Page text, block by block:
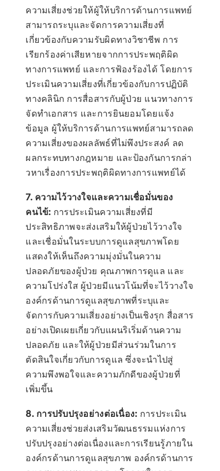
ความเสี่ยงช่วยให้ผู้ให้บริการด้านการแพทย์
สามารถระบุและจัดการความเสี่ยงที่
เกี่ยวข้องกับความรับผิดทางวิชาชีพ การ
เรียกร้องค่าเสียหายจากการประพฤติผิด
ทางการแพทย์ และการฟ้องร้องได้ โดยการ
ประเมินความเสี่ยงที่เกี่ยวข้องกับการปฏิบัติ
ทางคลินิก การสื่อสารกับผู้ป่วย แนวทางการ
จัดทำเอกสาร และการยินยอมโดยแจ้ง
ข้อมูล ผู้ให้บริการด้านการแพทย์สามารถลด
ความเสี่ยงของผลลัพธ์ที่ไม่พึงประสงค์ ลด
ผลกระทบทางกฎหมาย และป้องกันการกล่า
วหาเรื่องการประพฤติผิดทางการแพทย์ได้
7. ความไว้วางใจและความเชื่อมั่นของ
คนไข้: การประเมินความเสี่ยงที่มี
ประสิทธิภาพจะส่งเสริมให้ผู้ป่วยไว้วางใจ
และเชื่อมั่นในระบบการดูแลสุขภาพโดย
แสดงให้เห็นถึงความมุ่งมั่นในความ
ปลอดภัยของผู้ป่วย คุณภาพการดูแล และ
ความโปร่งใส ผู้ป่วยมีแนวโน้มที่จะไว้วางใจ
องค์กรด้านการดูแลสุขภาพที่ระบุและ
จัดการกับความเสี่ยงอย่างเป็นเชิงรุก สื่อสาร
อย่างเปิดเผยเกี่ยวกับแผนริเริ่มด้านความ
ปลอดภัย และให้ผู้ป่วยมีส่วนร่วมในการ
ตัดสินใจเกี่ยวกับการดูแล ซึ่งจะนำไปสู่
ความพึงพอใจและความภักดีของผู้ป่วยที่
เพิ่มขึ้น
8. การปรับปรุงอย่างต่อเนื่อง: การประเมิน
ความเสี่ยงช่วยส่งเสริมวัฒนธรรมแห่งการ
ปรับปรุงอย่างต่อเนื่องและการเรียนรู้ภายใน
องค์กรด้านการดูแลสุขภาพ องค์กรด้านการ